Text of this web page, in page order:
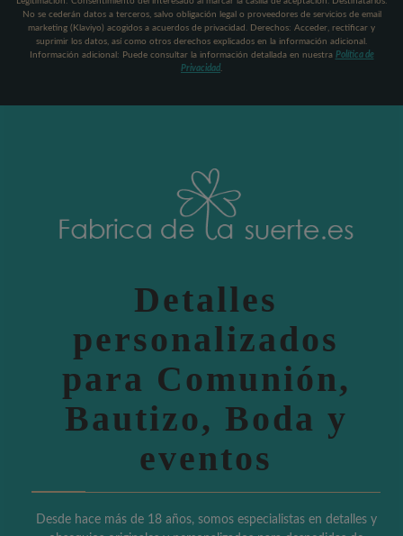
No se cederán datos a terceros, salvo obligación legal o proveedores de servicios de email
marketing (Klaviyo) acogidos a acuerdos de privacidad. Derechos: Acceder, rectificar y
suprimir los datos, así como otros derechos explicados en la información adicional.
Información adicional: Puede consultar la información detallada en nuestra Política de
Privacidad.
Detalles
personalizados
para Comunión,
Bautizo, Boda y
eventos
Desde hace más de 18 años, somos especialistas en detalles y